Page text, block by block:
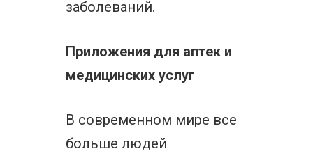
заболеваний.
Приложения для аптек и
медицинских услуг
В современном мире все
больше людей